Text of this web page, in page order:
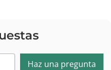
Haz una pregunta